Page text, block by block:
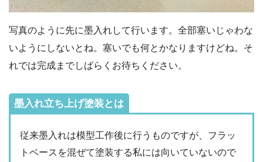
写真のように先に墨入れして行います。全部塞いじゃわな
いようにしないとね。塞いでも何とかなりますけどね。そ
れでは完成までしばらくお待ちください。
墨入れ立ち上げ塗装とは
従来墨入れは模型工作後に行うものですが、フラッ
トベースを混ぜて塗装する私には向いていないので